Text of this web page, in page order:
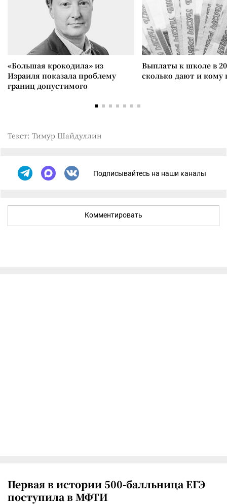
«Большая крокодила» из
Израиля показала проблему
границ допустимого
Выплаты к школе в
сколько дают и
Текст: Тимур Шайдуллин
Подписывайтесь на наши каналы
Комментировать
Первая в истории 500-балльница ЕГЭ
поступила в МФТИ